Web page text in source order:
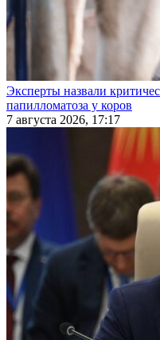
Эксперты назвали
папилломатоза у коров
7 августа 2026, 17:17